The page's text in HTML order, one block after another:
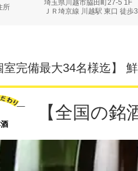
所
埼玉県川越市脇田町27-5 1F
ＪＲ埼京線 川越駅 東口 徒歩
室完備最大34名様迄】
【全国の